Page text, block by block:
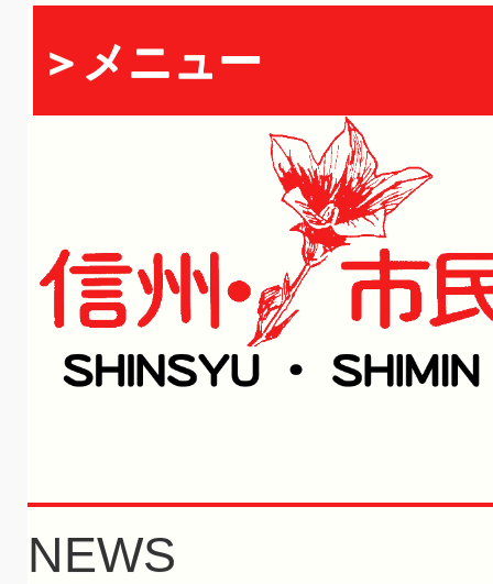
＞メニュー
NEWS